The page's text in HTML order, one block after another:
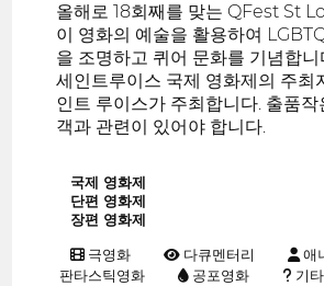
올해로 18회째를 맞는 QFest St
이 영화의 예술을 활용하여
을 조명하고 퀴어 문화를 기념합
세인트루이스 국제 영화제의 주최
인트 루이스가 주최합니다. 출품
객과 관련이 있어야 합니다.
국제 영화제
단편 영화제
장편 영화제
극영화 다큐멘터리
애
판타스틱영화
공포영화 기타